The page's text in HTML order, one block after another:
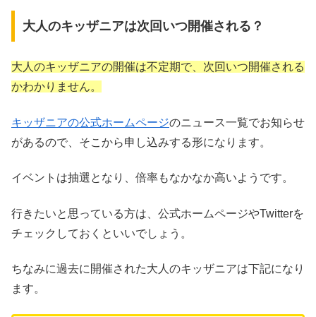
大人のキッザニアは次回いつ開催される？
大人のキッザニアの開催は不定期で、次回いつ開催される
かわかりません。
キッザニアの公式ホームページのニュース一覧でお知らせ
があるので、そこから申し込みする形になります。
イベントは抽選となり、倍率もなかなか高いようです。
行きたいと思っている方は、公式ホームページやTwitterを
チェックしておくといいでしょう。
ちなみに過去に開催された大人のキッザニアは下記になり
ます。